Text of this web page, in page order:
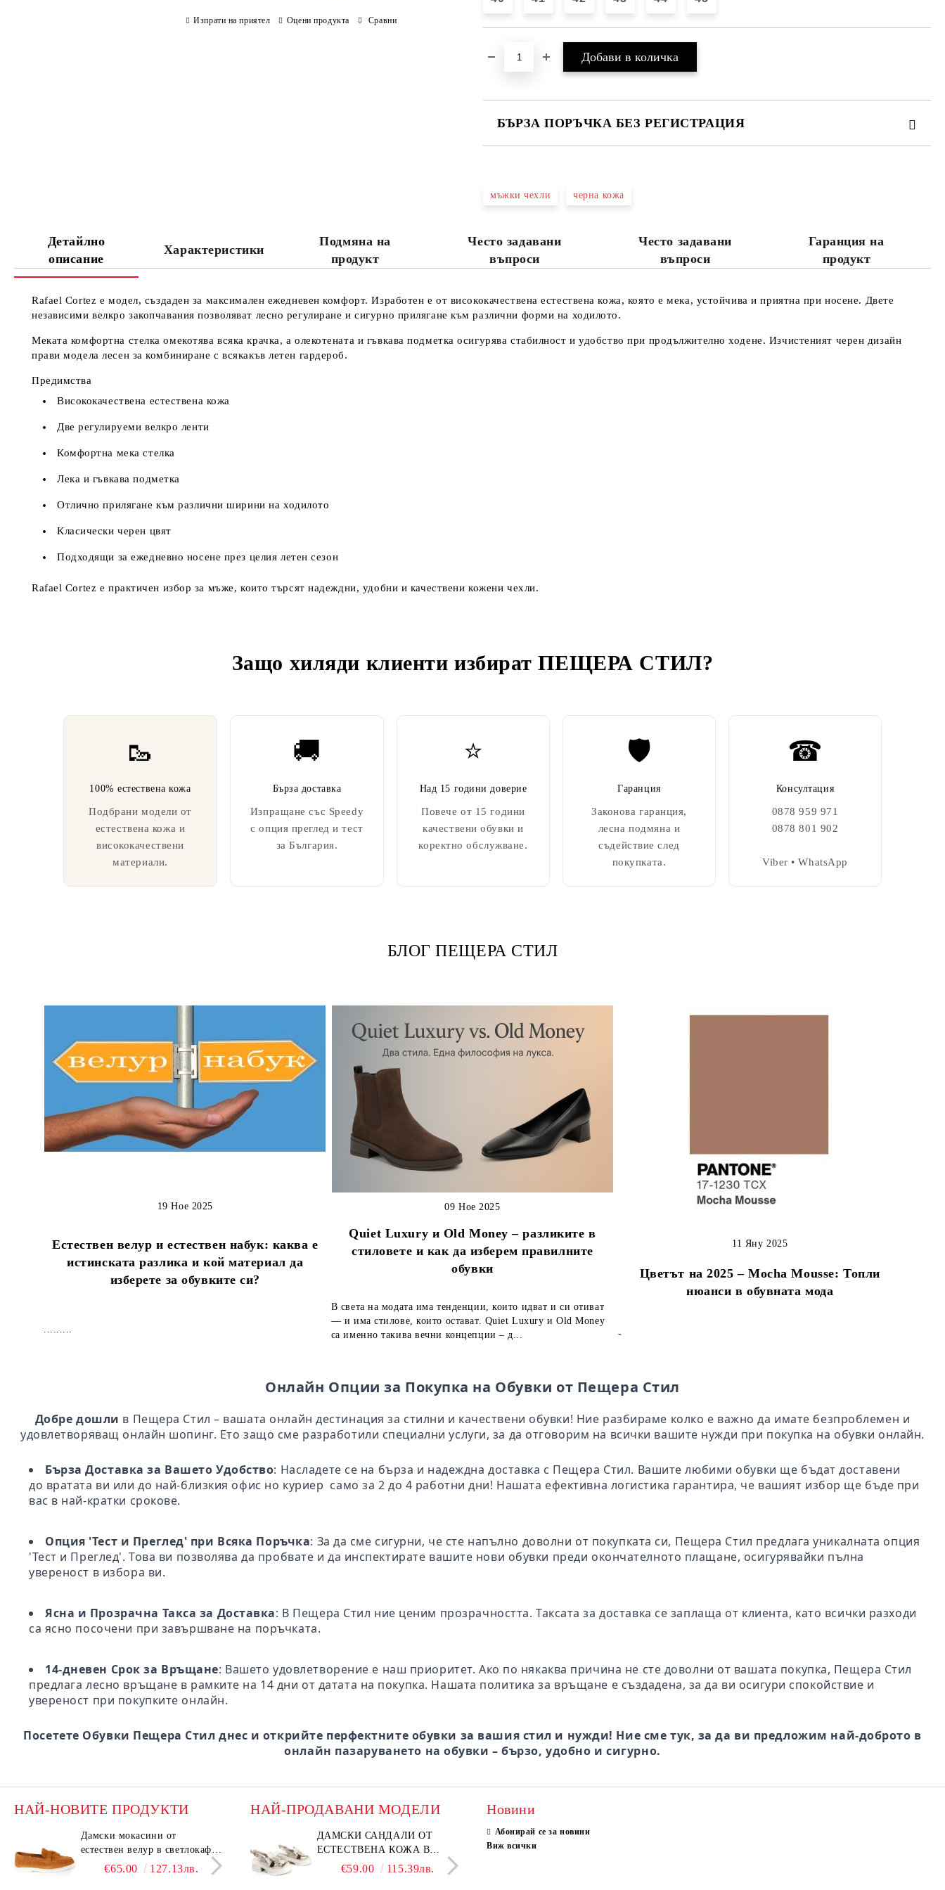
БЪРЗА ПОРЪЧКА БЕЗ РЕГИСТРАЦИЯ
мъжки чехли черна кожа
Изпрати на приятел Оцени продукта Сравни
Детайлно
описание
Характеристики
Подмяна на
продукт
Често задавани
въпроси
Често задавани
въпроси
Гаранция на
продукт
Rafael Cortez е модел, създаден за максимален ежедневен комфорт. Изработен е от висококачествена естествена кожа, която е мека, устойчива и приятна при носене. Двете
независими велкро закопчавания позволяват лесно регулиране и сигурно прилягане към различни форми на ходилото.
Меката комфортна стелка омекотява всяка крачка, а олекотената и гъвкава подметка осигурява стабилност и удобство при продължително ходене. Изчистеният черен дизайн
прави модела лесен за комбиниране с всякакъв летен гардероб.
Предимства
Висококачествена естествена кожа
Две регулируеми велкро ленти
Комфортна мека стелка
Лека и гъвкава подметка
Отлично прилягане към различни ширини на ходилото
Класически черен цвят
Подходящи за ежедневно носене през целия летен сезон
Rafael Cortez е практичен избор за мъже, които търсят надеждни, удобни и качествени кожени чехли.
Защо хиляди клиенти избиратПЕЩЕРА СТИЛ?
🥾
100% естествена кожа
Подбрани модели от
естествена кожа и
висококачествени
материали.
🚚
Бърза доставка
Изпращане със Speedy
с опция преглед и тест
за България.
⭐
Над 15 години доверие
Повече от 15 години
качествени обувки и
коректно обслужване.
🛡️
Гаранция
Законова гаранция,
лесна подмяна и
съдействие след
покупката.
☎
Консултация
0878 959 971
0878 801 902
Viber • WhatsApp
БЛОГ ПЕЩЕРА СТИЛ
Естествен велур и естествен набук: каква е
истинската разлика и кой материал да
изберете за обувките си?
19 Ное 2025
.........
Quiet Luxury и Old Money – разликите в
стиловете и как да изберем правилните
обувки
09 Ное 2025
В света на модата има тенденции, които идват и си отиват
— и има стилове, които остават. Quiet Luxury и Old Money
са именно такива вечни концепции – д...
Цветът на 2025 – Mocha Mousse: Топли
нюанси в обувната мода
11 Яну 2025
-
Онлайн Опции за Покупка на Обувки от Пещера Стил
Добре дошли в Пещера Стил – вашата онлайн дестинация за стилни и качествени обувки! Ние разбираме колко е важно да имате безпроблемен и
удовлетворяващ онлайн шопинг. Ето защо сме разработили специални услуги, за да отговорим на всички вашите нужди при покупка на обувки онлайн.
Бърза Доставка за Вашето Удобство: Насладете се на бърза и надеждна доставка с Пещера Стил. Вашите любими обувки ще бъдат доставени
до вратата ви или до най-близкия офис но куриер само за 2 до 4 работни дни! Нашата ефективна логистика гарантира, че вашият избор ще бъде при
вас в най-кратки срокове.
Опция 'Тест и Преглед' при Всяка Поръчка: За да сме сигурни, че сте напълно доволни от покупката си, Пещера Стил предлага уникалната опция
'Тест и Преглед'. Това ви позволява да пробвате и да инспектирате вашите нови обувки преди окончателното плащане, осигурявайки пълна
увереност в избора ви.
Ясна и Прозрачна Такса за Доставка: В Пещера Стил ние ценим прозрачността. Таксата за доставка се заплаща от клиента, като всички разходи
са ясно посочени при завършване на поръчката.
14-дневен Срок за Връщане: Вашето удовлетворение е наш приоритет. Ако по някаква причина не сте доволни от вашата покупка, Пещера Стил
предлага лесно връщане в рамките на 14 дни от датата на покупка. Нашата политика за връщане е създадена, за да ви осигури спокойствие и
увереност при покупките онлайн.
Посетете Обувки Пещера Стил днес и открийте перфектните обувки за вашия стил и нужди! Ние сме тук, за да ви предложим най-доброто в
онлайн пазаруването на обувки – бързо, удобно и сигурно.
НАЙ-НОВИТЕ ПРОДУКТИ
Дамски мокасини от
естествен велур в светлокафяв
цвят – Vero Lume
€65.00 127.13лв.
Дамски мокасини от
естествен велур в тъмнокафяв
цвят – Vero Lume
€65.00 127.13лв.
Дамски сандали от естествен
велур в светло кафяво
НАЙ-ПРОДАВАНИ МОДЕЛИ
ДАМСКИ САНДАЛИ ОТ
ЕСТЕСТВЕНА КОЖА В
БЕЖОВО– МОДЕЛ NOVA.
€59.00 115.39лв.
ELIA MOVE – БЕЛИ
ДАМСКИ ЛЕТНИ ОБУВКИ
Новини
Абонирай се за новини
Виж всички